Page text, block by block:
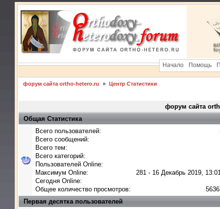
Начало Помощь
форум сайта ortho-hetero.ru » Центр Статистики
форум сайта
Общая Статистика
Всего пользователей:
Всего сообщений:
Всего тем:
Всего категорий:
Пользователей Online:
Максимум Online:
281 - 16 Декабрь 2019,
Сегодня Online:
Общее количество просмотров:
Первая десятка пользователей